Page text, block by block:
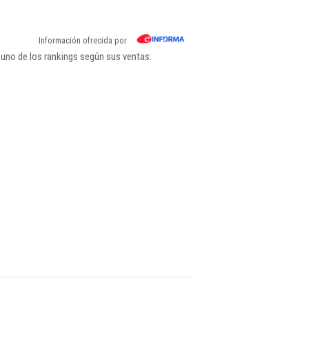
Información ofrecida por
de los rankings según sus ventas: